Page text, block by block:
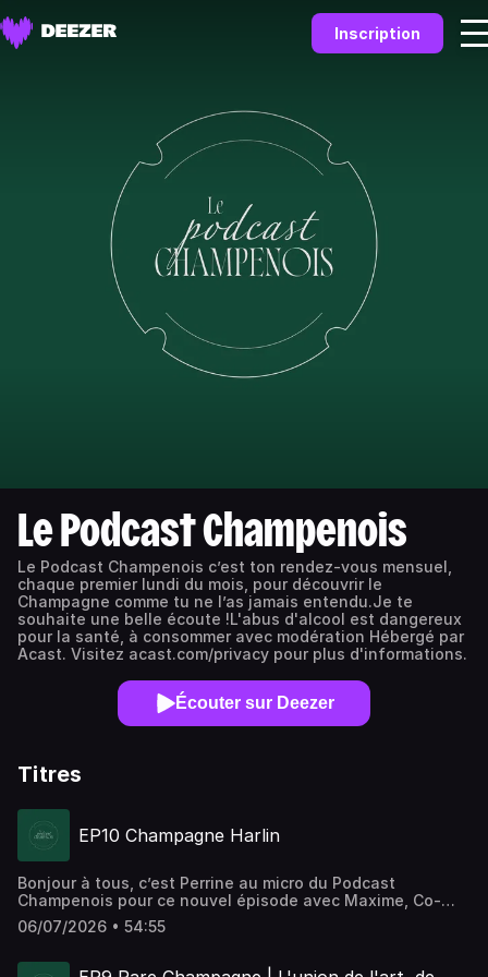
Inscription
Le Podcast Champenois
Le Podcast Champenois c’est ton rendez-vous mensuel,
chaque premier lundi du mois, pour découvrir le
Champagne comme tu ne l’as jamais entendu.Je te
souhaite une belle écoute !L'abus d'alcool est dangereux
pour la santé, à consommer avec modération Hébergé par
Acast. Visitez acast.com/privacy pour plus d'informations.
Écouter sur Deezer
Titres
EP10 Champagne Harlin
Bonjour à tous, c’est Perrine au micro du Podcast
Champenois pour ce nouvel épisode avec Maxime, Co-
gérant du Champagne Harlin. Bonne écoute !Pour suivre
Champagne Harlin :Site internet
: https://www.instagram.com/champagneharlin/Références
06/07/2026 • 54:55